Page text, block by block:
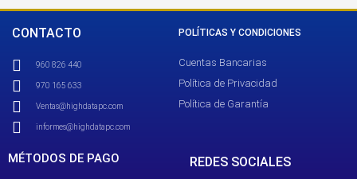
CONTACTO
960 826 440
970 165 633
Ventas@highdatapc.com
informes@highdatapc.com
POLÍTICAS Y CONDICIONES
Cuentas Bancarias
Política de Privacidad
Política de Garantía
MÉTODOS DE PAGO REDES SOCIALES